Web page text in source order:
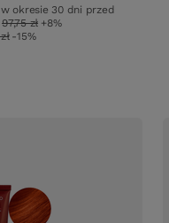
okresie 30 dni przed
97,75 zł +8%
-15%